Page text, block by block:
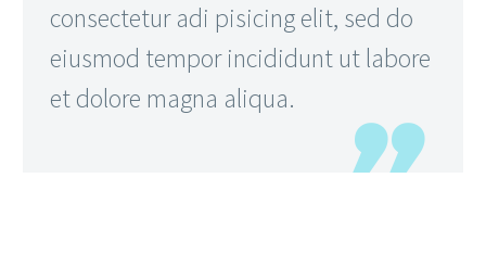
consectetur adi pisicing elit, sed do
eiusmod tempor incididunt ut labore
et dolore magna aliqua.